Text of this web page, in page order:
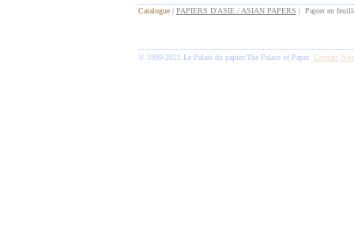
Catalogue | PAPIERS D'ASIE / ASIAN PAPERS | Papier en
© 1999-2021 Le Palais du papier/The Palace of Paper Contact